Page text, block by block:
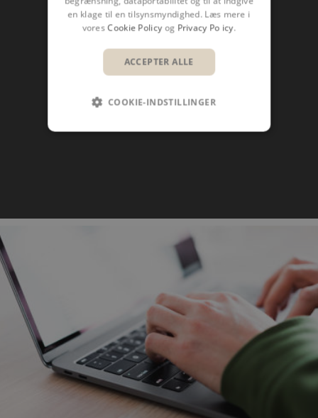
en klage til en tilsynsmyndighed. Læs mere i
voresCookie Policyog Privacy Policy.
ACCEPTER ALLE
COOKIE-INDSTILLINGER